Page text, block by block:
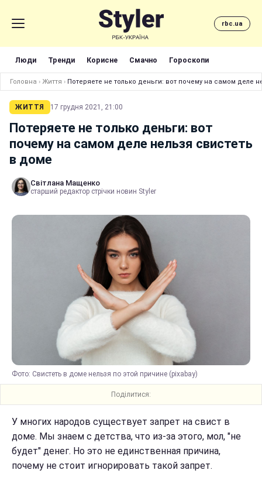
rbc.ua
Люди Тренди Корисне Смачно Гороскопи
Головна › Життя › Потеряете не только деньги: вот почему на самом деле
ЖИТТЯ 17 грудня 2021, 21:00
Потеряете не только деньги: вот
почему на самом деле нельзя свистеть
в доме
Світлана Мащенко
старший редактор стрічки новин Styler
Фото: Свистеть в доме нельзя по этой причине (pixabay)
Поділитися:
У многих народов существует запрет на свист в
доме. Мы знаем с детства, что из-за этого, мол, "не
будет" денег. Но это не единственная причина,
почему не стоит игнорировать такой запрет.